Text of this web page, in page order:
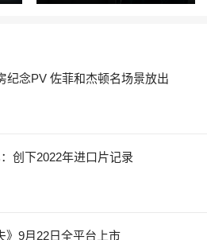
纪念PV 佐菲和杰顿名场景放出
创下2022年进口片记录
》9月22日全平台上市